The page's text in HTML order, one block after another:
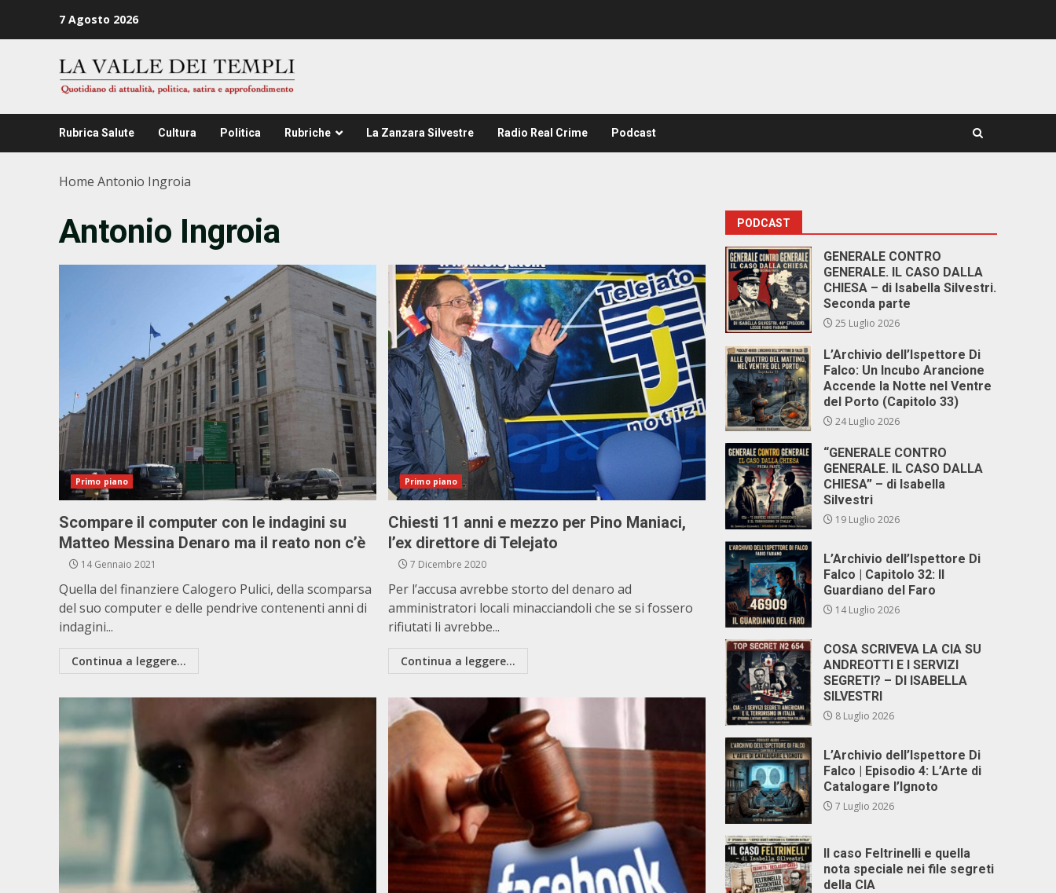
7 Agosto 2026
Rubrica Salute Cultura Politica Rubriche La Zanzara Silvestre Radio Real Crime Podcast
Home Antonio Ingroia
Antonio Ingroia
Primo piano
Scompare il computer con le indagini su
Matteo Messina Denaro ma il reato non c’è
14 Gennaio 2021
Quella del finanziere Calogero Pulici, della scomparsa
del suo computer e delle pendrive contenenti anni di
indagini...
Continua a leggere...
Primo piano
Chiesti 11 anni e mezzo per Pino Maniaci,
l’ex direttore di Telejato
7 Dicembre 2020
Per l’accusa avrebbe storto del denaro ad
amministratori locali minacciandoli che se si fossero
rifiutati li avrebbe...
Continua a leggere...
PODCAST
GENERALE CONTRO
GENERALE. IL CASO DALLA
CHIESA – di Isabella Silvestri.
Seconda parte
25 Luglio 2026
L’Archivio dell’Ispettore Di
Falco: Un Incubo Arancione
Accende la Notte nel Ventre
del Porto (Capitolo 33)
24 Luglio 2026
“GENERALE CONTRO
GENERALE. IL CASO DALLA
CHIESA” – di Isabella
Silvestri
19 Luglio 2026
L’Archivio dell’Ispettore Di
Falco | Capitolo 32: Il
Guardiano del Faro
14 Luglio 2026
COSA SCRIVEVA LA CIA SU
ANDREOTTI E I SERVIZI
SEGRETI? – DI ISABELLA
SILVESTRI
8 Luglio 2026
L’Archivio dell’Ispettore Di
Falco | Episodio 4: L’Arte di
Catalogare l’Ignoto
7 Luglio 2026
Il caso Feltrinelli e quella
nota speciale nei file segreti
della CIA